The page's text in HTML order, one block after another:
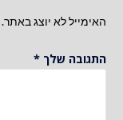
האימייל לא יוצג באתר.
התגובה שלך *